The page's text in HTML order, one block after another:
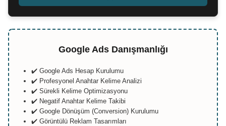
Google Ads Danışmanlığı
✔️ Google Ads Hesap Kurulumu
✔️ Profesyonel Anahtar Kelime Analizi
✔️ Sürekli Kelime Optimizasyonu
✔️ Negatif Anahtar Kelime Takibi
✔️ Google Dönüşüm (Conversion) Kurulumu
✔️ Görüntülü Reklam Tasarımları